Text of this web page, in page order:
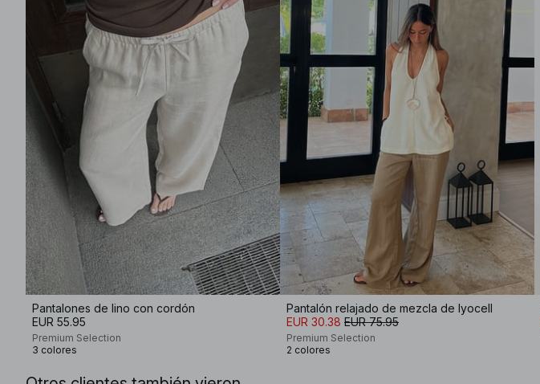
Pantalones de lino con cordón
EUR 55.95
Premium Selection
3 colores
Pantalón relajado de mezcla de lyocell
EUR 30.38 EUR 75.95
Premium Selection
2 colores